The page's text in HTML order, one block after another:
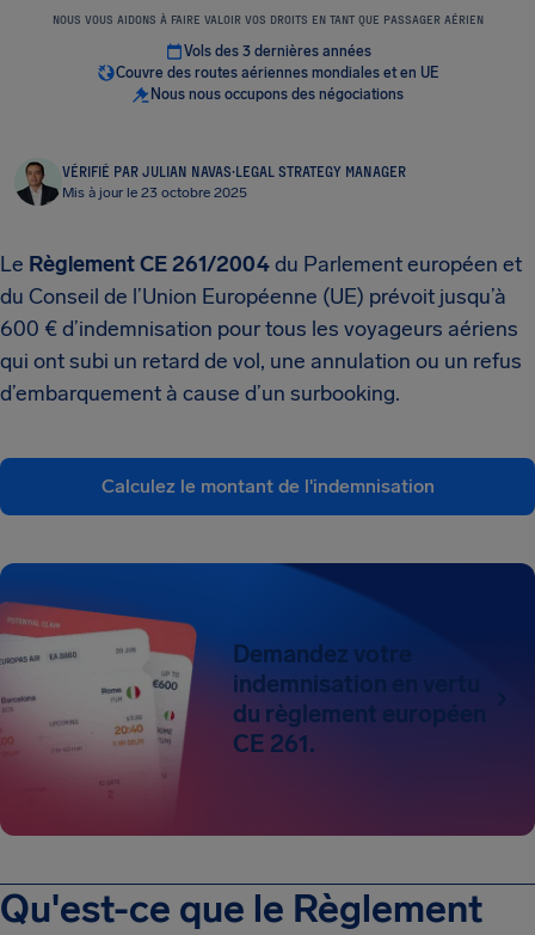
NOUS VOUS AIDONS À FAIRE VALOIR VOS DROITS EN TANT QUE PASSAGER AÉRIEN
Vols des 3 dernières années
Couvre des routes aériennes mondiales et en UE
Nous nous occupons des négociations
VÉRIFIÉ PAR JULIAN NAVAS·LEGAL STRATEGY MANAGER
Mis à jour le 23 octobre 2025
Le Règlement CE 261/2004du Parlement européen et
du Conseil de l’Union Européenne (UE) prévoit jusqu’à
600 € d’indemnisation pour tous les voyageurs aériens
qui ont subi un retard de vol, une annulation ou un refus
d’embarquement à cause d’un surbooking.
Calculez le montant de l'indemnisation
Demandez votre
indemnisation en vertu
du règlement européen
CE 261.
Qu'est-ce que le Règlement